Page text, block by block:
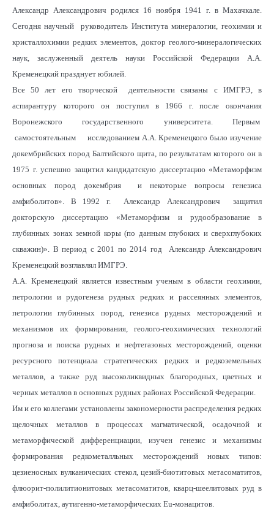
Александр Александрович родился 16 ноября 1941 г. в Махачкале.
Сегодня научный руководитель Института минералогии, геохимии и
кристаллохимии редких элементов, доктор геолого-минералогических
наук, заслуженный деятель науки Российской Федерации А.А.
Кременецкий празднует юбилей.
Все 50 лет его творческой деятельности связаны с ИМГРЭ, в
аспирантуру которого он поступил в 1966 г. после окончания
Воронежского государственного университета. Первым
самостоятельным исследованием А.А. Кременецкого было изучение
докембрийских пород Балтийского щита, по результатам которого он в
1975 г. успешно защитил кандидатскую диссертацию «Метаморфизм
основных пород докембрия и некоторые вопросы генезиса
амфиболитов». В 1992 г. Александр Александрович защитил
докторскую диссертацию «Метаморфизм и рудообразование в
глубинных зонах земной коры (по данным глубоких и сверхглубоких
скважин)». В период с 2001 по 2014 год Александр Александрович
Кременецкий возглавлял ИМГРЭ.
А.А. Кременецкий является известным ученым в области геохимии,
петрологии и рудогенеза рудных редких и рассеянных элементов,
петрологии глубинных пород, генезиса рудных месторождений и
механизмов их формирования, геолого-геохимических технологий
прогноза и поиска рудных и нефтегазовых месторождений, оценки
ресурсного потенциала стратегических редких и редкоземельных
металлов, а также руд высоколиквидных благородных, цветных и
черных металлов в основных рудных районах Российской Федерации.
Им и его коллегами установлены закономерности распределения редких
щелочных металлов в процессах магматической, осадочной и
метаморфической дифференциации, изучен генезис и механизмы
формирования редкометалльных месторождений новых типов:
цезиеносных вулканических стекол, цезий-биотитовых метасоматитов,
флюорит-полилитионитовых метасоматитов, кварц-шеелитовых руд в
амфиболитах, аутигенно-метаморфических Eu-монацитов.